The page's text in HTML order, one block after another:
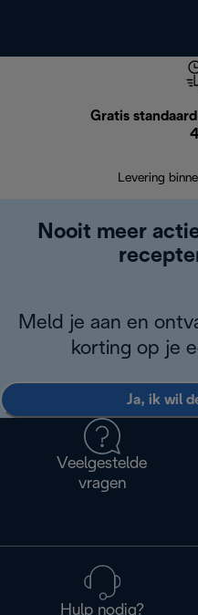
Gratis
Levering
Nooit meer
Meld je aan en
korting op je
Ja, ik wil
Veelgestelde
vragen
Hulp nodig?